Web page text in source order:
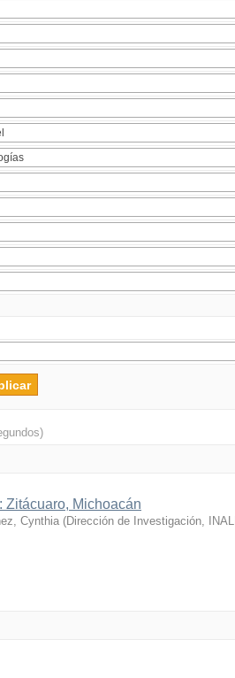
Zitácuaro, Michoacán
Cynthia (Dirección de Investigación, INALI